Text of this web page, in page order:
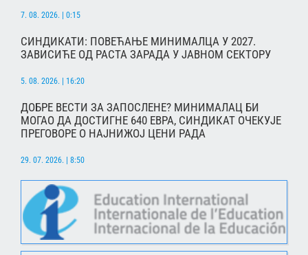
7. 08. 2026. | 0:15
СИНДИКАТИ: ПОВЕЋАЊЕ МИНИМАЛЦА У 2027.
ЗАВИСИЋЕ ОД РАСТА ЗАРАДА У ЈАВНОМ СЕКТОРУ
5. 08. 2026. | 16:20
ДОБРЕ ВЕСТИ ЗА ЗАПОСЛЕНЕ? МИНИМАЛАЦ БИ
МОГАО ДА ДОСТИГНЕ 640 ЕВРА, СИНДИКАТ ОЧЕКУЈЕ
ПРЕГОВОРЕ О НАЈНИЖОЈ ЦЕНИ РАДА
29. 07. 2026. | 8:50